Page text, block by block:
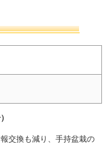
交換も減り、手持盆栽の